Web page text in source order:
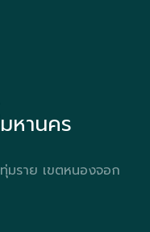
หานคร
มราย เขตหนองจอก